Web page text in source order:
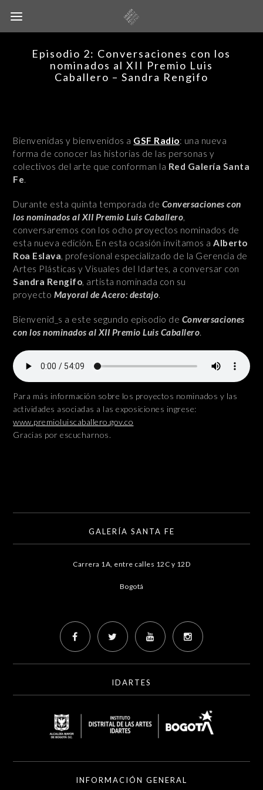
Episodio 2: Conversaciones con los
nominados al XII Premio Luis
Caballero – Sandra Rengifo
Bienvenidas y bienvenidos a GSF Radio: una nueva
forma de conocer las historias de las personas y
colectivos del arte que conforman la Red Galería Santa
Fe.
Durante esta quinta temporada de Conversaciones con
los nominados al XII Premio Luis Caballero,
conversaremos con los ocho proyectos nominados de
esta nueva edición. En esta ocasión invitamos aAlberto
Roa Eslava, profesional especializado de la Gerencia de
Artes Plásticas y Visuales del Idartes, a conversar con
Sandra Rengifo, artista nominada con su
proyecto Mayoral de Acero: destajo.
Bienvenid_s a este segundo episodio de Conversaciones
con los nominados al XII Premio Luis Caballero.
Para más información sobre los proyectos nominados y las
actividades asociadas a las exposiciones ingrese:
www.premioluiscaballero.gov.co
Gracias por escucharnos.
GALERÍA SANTA FE
Carrera 1A, entre calles 12C y 12D
Bogotá
IDARTES
INFORMACIÓN GENERAL